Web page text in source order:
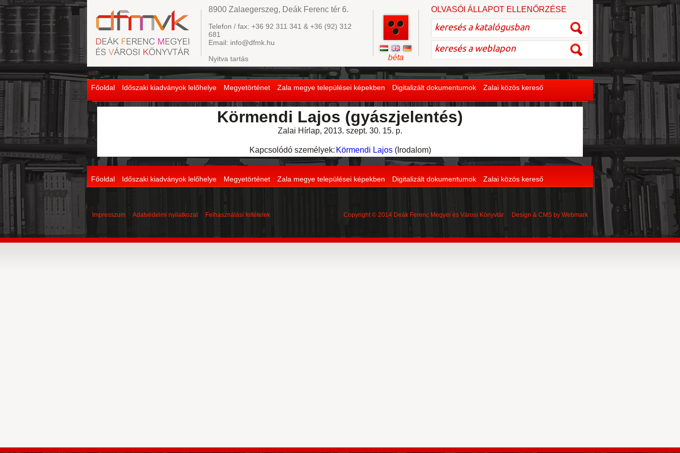
Főoldal Időszaki kiadványok lelőhelye Megyetörténet Zala megye települései képekben Digitalizált dokumentumok Zalai közös kereső
8900 Zalaegerszeg, Deák Ferenc tér 6.
Telefon / fax: +36 92 311 341 & +36 (92) 312
681
Email: info@dfmk.hu
Nyitva tartás
béta
OLVASÓI ÁLLAPOT ELLENŐRZÉSE
Körmendi Lajos (gyászjelentés)
Zalai Hírlap, 2013. szept. 30. 15. p.
Kapcsolódó személyek: Körmendi Lajos(Irodalom)
Főoldal Időszaki kiadványok lelőhelye Megyetörténet Zala megye települései képekben Digitalizált dokumentumok Zalai közös kereső
Impresszum Adatvédelmi nyilatkozat Felhasználási feltételek Copyright © 2014 Deák Ferenc Megyei és Városi Könyvtár Design & CMS by Webmark